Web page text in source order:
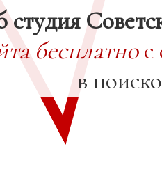
студия
бесплатнос
в